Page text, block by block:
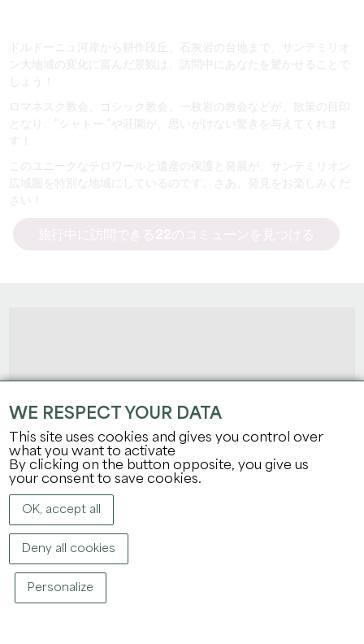
ドルドーニュ河岸から耕作段丘、石灰岩の台地まで、サンテミリオ
ン大地域の変化に富んだ景観は、訪問中にあなたを驚かせることで
しょう！
ロマネスク教会、ゴシック教会、一枚岩の教会などが、散策の目印
となり、"シャトー "や荘園が、思いがけない驚きを与えてくれま
す！
このユニークなテロワールと遺産の保護と発展が、サンテミリオン
広域圏を特別な地域にしているのです。さあ、発見をお楽しみくだ
さい！
WE RESPECT YOUR DATA
This site uses cookies and gives you control over
what you want to activate
By clicking on the button opposite, you give us
your consent to save cookies.
OK, accept all
Deny all cookies
Personalize